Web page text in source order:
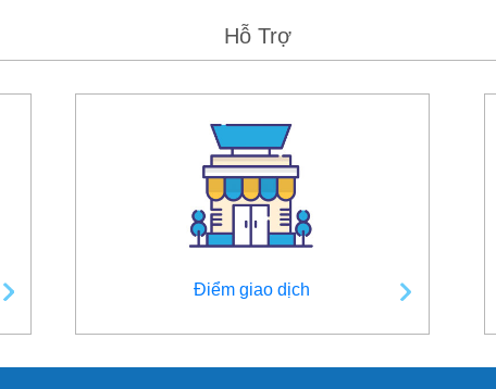
Hỗ Trợ
Điểm giao dịch